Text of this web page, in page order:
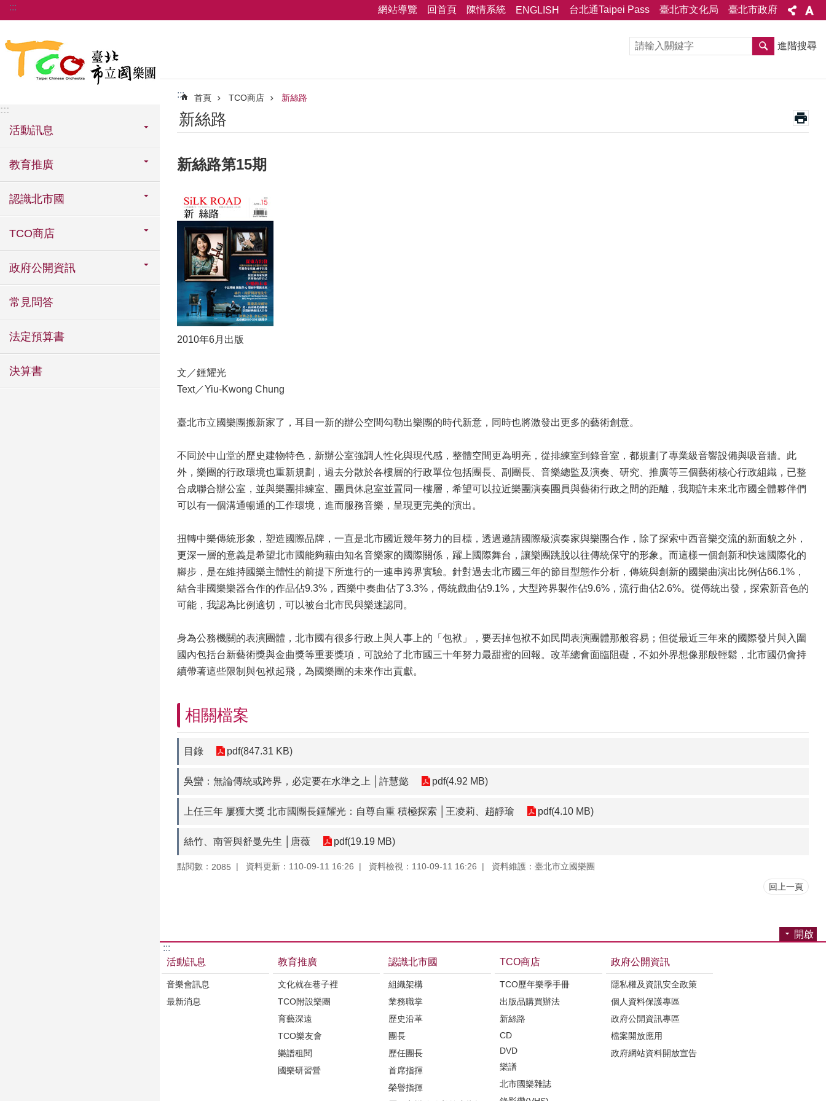
跳到主要內容區塊
::: 網站導覽 回首頁 陳情系統 ENGLISH 台北通Taipei Pass 臺北市文化局 臺北市政府
:::
活動訊息
教育推廣
認識北市國
TCO商店
政府公開資訊
常見問答
法定預算書
決算書
進階搜尋
::: 首頁 TCO商店 新絲路
新絲路
新絲路第15期
2010年6月出版
文／鍾耀光
Text／Yiu-Kwong Chung
臺北市立國樂團搬新家了，耳目一新的辦公空間勾勒出樂團的時代新意，同時也將激發出更多的藝術創意。
不同於中山堂的歷史建物特色，新辦公室強調人性化與現代感，整體空間更為明亮，從排練室到錄音室，都規劃了專業級音響設備與吸音牆。此
外，樂團的行政環境也重新規劃，過去分散於各樓層的行政單位包括團長、副團長、音樂總監及演奏、研究、推廣等三個藝術核心行政組織，已整
合成聯合辦公室，並與樂團排練室、團員休息室並置同一樓層，希望可以拉近樂團演奏團員與藝術行政之間的距離，我期許未來北市國全體夥伴們
可以有一個溝通暢通的工作環境，進而服務音樂，呈現更完美的演出。
扭轉中樂傳統形象，塑造國際品牌，一直是北市國近幾年努力的目標，透過邀請國際級演奏家與樂團合作，除了探索中西音樂交流的新面貌之外，
更深一層的意義是希望北市國能夠藉由知名音樂家的國際關係，躍上國際舞台，讓樂團跳脫以往傳統保守的形象。而這樣一個創新和快速國際化的
腳步，是在維持國樂主體性的前提下所進行的一連串跨界實驗。針對過去北市國三年的節目型態作分析，傳統與創新的國樂曲演出比例佔66.1%，
結合非國樂樂器合作的作品佔9.3%，西樂中奏曲佔了3.3%，傳統戲曲佔9.1%，大型跨界製作佔9.6%，流行曲佔2.6%。從傳統出發，探索新音色的
可能，我認為比例適切，可以被台北市民與樂迷認同。
身為公務機關的表演團體，北市國有很多行政上與人事上的「包袱」，要丟掉包袱不如民間表演團體那般容易；但從最近三年來的國際發片與入圍
國內包括台新藝術獎與金曲獎等重要獎項，可說給了北市國三十年努力最甜蜜的回報。改革總會面臨阻礙，不如外界想像那般輕鬆，北市國仍會持
續帶著這些限制與包袱起飛，為國樂團的未來作出貢獻。
相關檔案
目錄 pdf(847.31 KB)
吳蠻：無論傳統或跨界，必定要在水準之上 │許慧懿 pdf(4.92 MB)
上任三年 屢獲大獎 北市國團長鍾耀光：自尊自重 積極探索 │王凌莉、趙靜瑜 pdf(4.10 MB)
絲竹、南管與舒曼先生 │唐薇 pdf(19.19 MB)
點閱數： 2085 資料更新：110-09-11 16:26 資料檢視：110-09-11 16:26 資料維護：臺北市立國樂團
回上一頁
開啟
:::
活動訊息
音樂會訊息
最新消息
教育推廣
文化就在巷子裡
TCO附設樂團
育藝深遠
TCO樂友會
樂譜租閱
國樂研習營
認識北市國
組織架構
業務職掌
歷史沿革
團長
歷任團長
首席指揮
榮譽指揮
TCO商店
TCO歷年樂季手冊
出版品購買辦法
新絲路
CD
DVD
樂譜
北市國樂雜誌
政府公開資訊
隱私權及資訊安全政策
個人資料保護專區
政府公開資訊專區
檔案開放應用
政府網站資料開放宣告